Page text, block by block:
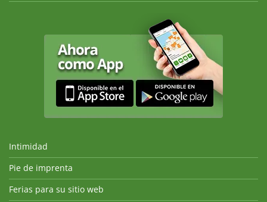
Intimidad
Pie de imprenta
Ferias para su sitio web